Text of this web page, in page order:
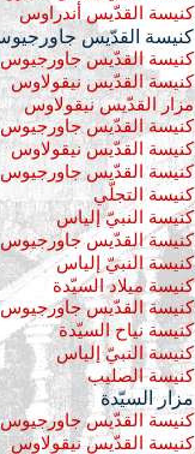
كنيسة القدّيس أندراوس
كنيسة القدّيس
كنيسة القدّيس جاورجيوس
كنيسة القدّيس نيقولاوس
مزار القدّيس نيقولاوس
كنيسة القدّيس جاورجيوس
كنيسة القدّيس نيقولاوس
كنيسة القدّيس جاورجيوس
كنيسة التجلّي
كنيسة النبيّ إلياس
كنيسة القدّيس جاورجيوس
كنيسة النبيّ إلياس
كنيسة ميلاد السيّدة
كنيسة القدّيس جاورجيوس
كنيسة نياح السيّدة
كنيسة النبيّ إلياس
كنيسة الصليب
مزار السيّدة
كنيسة القدّيس جاورجيوس
كنيسة القدّيس نيقولاوس